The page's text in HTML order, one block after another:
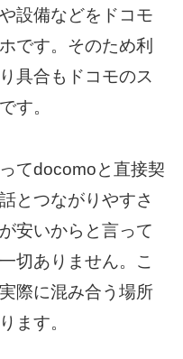
設備などをドコモ
です。そのため利
具合もドコモのス
す。
てdocomoと直接契
とつながりやすさ
安いからと言って
切ありません。こ
際に混み合う場所
ます。